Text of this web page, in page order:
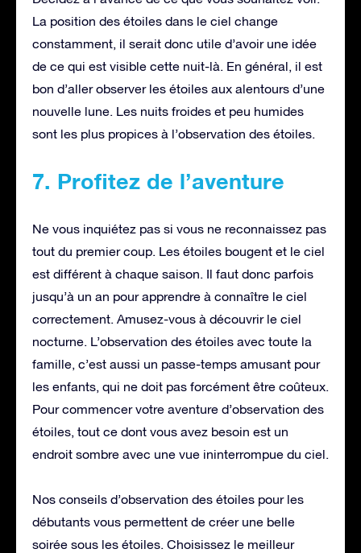
La position des étoiles dans le ciel change
constamment, il serait donc utile d’avoir une idée
de ce qui est visible cette nuit-là. En général, il est
bon d’aller observer les étoiles aux alentours d’une
nouvelle lune. Les nuits froides et peu humides
sont les plus propices à l’observation des étoiles.
7. Profitez de l’aventure
Ne vous inquiétez pas si vous ne reconnaissez pas
tout du premier coup. Les étoiles bougent et le ciel
est différent à chaque saison. Il faut donc parfois
jusqu’à un an pour apprendre à connaître le ciel
correctement. Amusez-vous à découvrir le ciel
nocturne. L’observation des étoiles avec toute la
famille, c’est aussi un passe-temps amusant pour
les enfants, qui ne doit pas forcément être coûteux.
Pour commencer votre aventure d’observation des
étoiles, tout ce dont vous avez besoin est un
endroit sombre avec une vue ininterrompue du ciel.
Nos conseils d’observation des étoiles pour les
débutants vous permettent de créer une belle
soirée sous les étoiles. Choisissez le meilleur